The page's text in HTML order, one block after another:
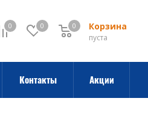
0 0 Корзина
0
пуста
0
Контакты Акции